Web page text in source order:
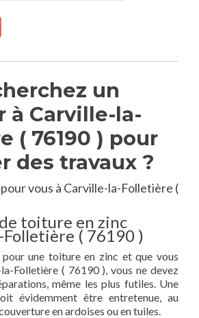
un
à Carville-la-
( 76190 ) pour
des travaux ?
vous à Carville-la-Folletière (
toiture en zinc
Folletière ( 76190 )
une toiture en zinc et que vous
Folletière ( 76190 ), vous ne devez
même les plus futiles. Une
évidemment être entretenue, au
en ardoises ou en tuiles.